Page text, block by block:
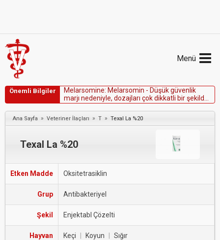
Menü
Önemli Bilgiler Me arsomine: Me arsomin - Düşükgüven ik
marjı nedeniye, dozaj arı çokdikkati birşeki d
hesaplayın.
Ana Sayfa » Veteriner İlaçları » T » Texal La %20
Texal La %20
Etken Madde Oksitetrasiklin
Grup Antibakteriyel
Şekil Enjektabl Çözelti
Hayvan Keçi Koyun Sığır